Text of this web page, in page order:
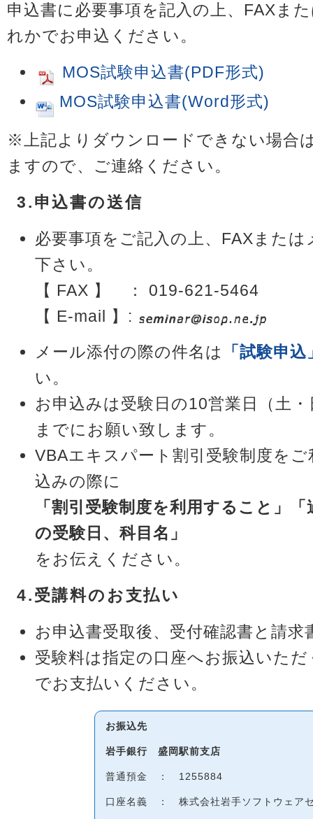
申込書に必要事項を記入の上、FAXま
れかでお申込ください。
MOS試験申込書(PDF形式)
MOS試験申込書(Word形式)
※上記よりダウンロードできない場合
ますので、ご連絡ください。
3.申込書の送信
必要事項をご記入の上、FAXまた
下さい。
【 FAX 】 ： 019-621-5464
【 E-mail 】:
メール添付の際の件名は
「試験申込
い。
お申込みは受験日の10営業日（土
までにお願い致します。
VBAエキスパート割引受験制度を
込みの際に
「割引受験制度を利用すること」
の受験日、科目名」
をお伝えください。
4.受講料のお支払い
お申込書受取後、受付確認書と請
受験料は指定の口座へお振込いた
でお支払いください。
お振込先
岩手銀行 盛岡駅前支店
普通預金 ： 1255884
口座名義 ： 株式会社岩手ソフトウェア